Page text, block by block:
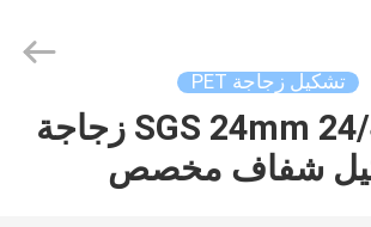
تشكيل زجاجة PET
SGS 24mm 24/410 PET زجاجة
شفاف مخصص